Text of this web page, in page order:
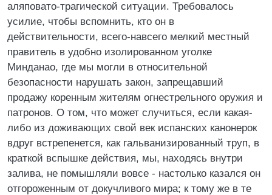
аляповато-трагической ситуации. Требовалось
усилие, чтобы вспомнить, кто он в
действительности, всего-навсего мелкий местный
правитель в удобно изолированном уголке
Минданао, где мы могли в относительной
безопасности нарушать закон, запрещавший
продажу коренным жителям огнестрельного оружия и
патронов. О том, что может случиться, если какая-
либо из доживающих свой век испанских канонерок
вдруг встрепенется, как гальванизированный труп, в
краткой вспышке действия, мы, находясь внутри
залива, не помышляли вовсе - настолько казался он
отгороженным от докучливого мира; к тому же в те